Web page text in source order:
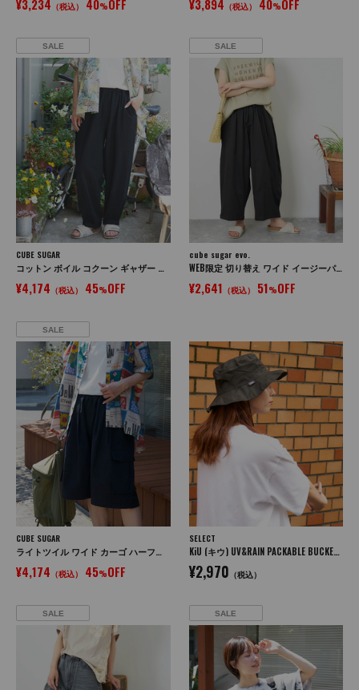
¥3,234 （税込） 40%OFF ¥3,894 （税込） 40%OFF
SALE
CUBE SUGAR
コットン ボイル コクーン ギャザー パンツ
¥4,174 （税込） 45%OFF
SALE
cube sugar evo.
WEB限定 切り替え ワイド イージーパンツ
¥2,641 （税込） 51%OFF
SALE
CUBE SUGAR
ライトツイル ワイド カーゴ ハーフパンツ
¥4,174 （税込） 45%OFF
SELECT
KiU (キウ) UV&RAIN PACKABLE BUCKET HAT パッカブル バケットハット
¥2,970 （税込）
SALE SALE